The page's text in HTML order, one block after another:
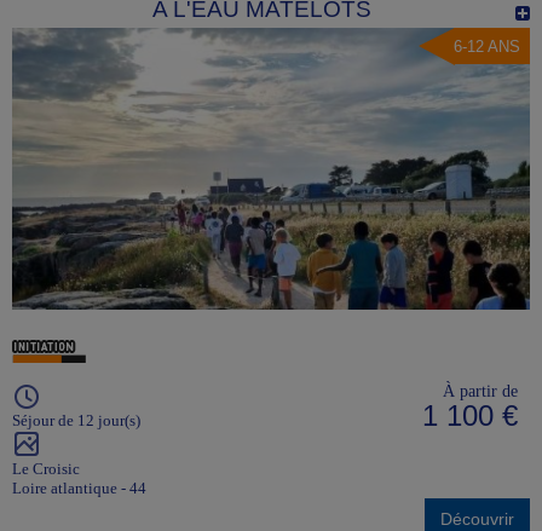
A L'EAU MATELOTS
6-12 ANS
Séjour de 12 jour(s)
Le Croisic
Loire atlantique - 44
À partir de
1 100 €
Découvrir